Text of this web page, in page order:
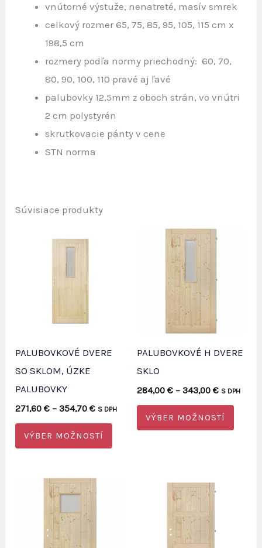
vnútorné výstuže, nenatreté, masív smrek
celkový rozmer 65, 75, 85, 95, 105, 115 cm x
198,5 cm
rozmery podľa normy priechodný: 60, 70,
80, 90, 100, 110 pravé aj ľavé
palubovky 12,5mm z oboch strán, vo vnútri
2 cm polystyrén
skrutkovacie pánty v cene
STN norma
Súvisiace produkty
PALUBOVKOVÉ DVERE
SO SKLOM, ÚZKE
PALUBOVKY
271,60€ – 354,70€Price
271,60 €
through
S DPH
VÝBER MOŽNOSTÍ
Tento
produkt
PALUBOVKOVÉ H DVERE
SKLO
284,00 € – 343,00 €Price
284,00 €
through
S DPH
VÝBER MOŽNOSTÍ
Tento